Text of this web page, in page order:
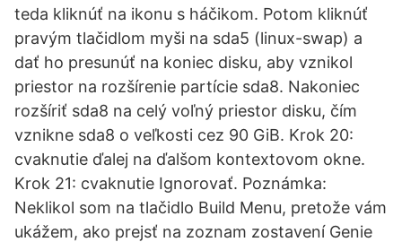
teda kliknúť na ikonu s háčikom. Potom kliknúť
pravým tlačidlom myši na sda5 (linux-swap) a
dať ho presunúť na koniec disku, aby vznikol
priestor na rozšírenie partície sda8. Nakoniec
rozšíriť sda8 na celý voľný priestor disku, čím
vznikne sda8 o veľkosti cez 90 GiB. Krok 20:
cvaknutie ďalej na ďalšom kontextovom okne.
Krok 21: cvaknutie Ignorovať. Poznámka:
Neklikol som na tlačidlo Build Menu, pretože vám
ukážem, ako prejsť na zoznam zostavení Genie